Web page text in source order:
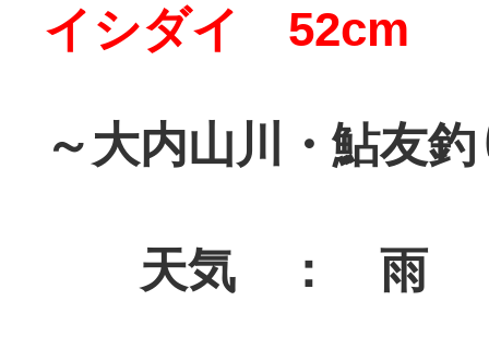
イシダイ 52cm
～大内山川・鮎友
天気 ： 雨